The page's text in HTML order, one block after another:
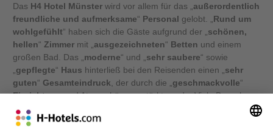
Das H4 Hotel Münster wird vor allem für das „ außerordentlich
freundliche und aufmerksame“ Personal gelobt. „ Rund um
wohlgefühlt“ haben sich die Gäste aufgrund der „ schönen,
hellen“ Zimmer mit „ ausgezeichneten“ Betten und einem
großen Bad. Das „ moderne“ und „ sehr saubere“ sowie
gepflegte“ Haus hinterließ bei den Reisenden einen „ sehr
guten“ Gesamteindruck , der durch die „ geschmackvolle“
Einrichtungund Atmosphäre verstärkt wurde. Viele Besucher
würden das Hotel weiterempfehlen und aufgrund des „
guten “Frühstücksauf der Sonnenterrasse erneut buchen. Die